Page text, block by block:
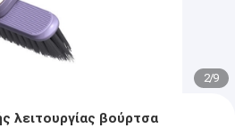
2/9
λειτουργίας βούρτσα